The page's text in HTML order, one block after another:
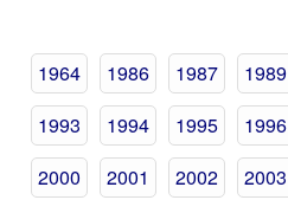
1964 1986 1987 1989
1993
1994 1995 1996
2000
2001 2002 2003